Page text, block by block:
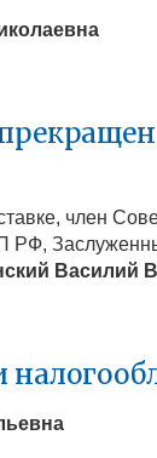
член
РФ,
Василий